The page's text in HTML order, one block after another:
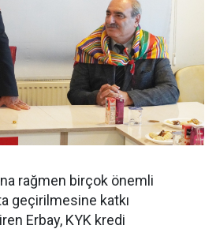
rağmen birçok önemli
geçirilmesine katkı
Erbay, KYK kredi